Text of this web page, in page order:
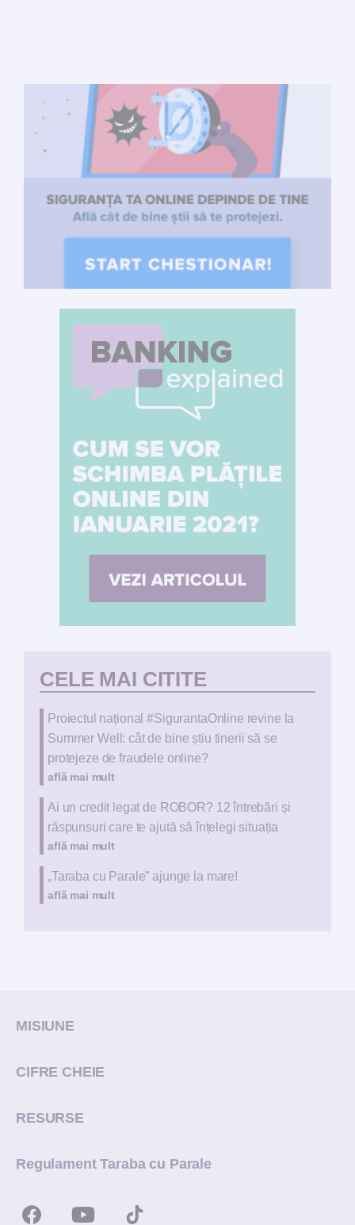
CELE MAI CITITE
Proiectul național #SigurantaOnline revine la
Summer Well: cât de bine știu tinerii să se
protejeze de fraudele online?
află mai mult
Ai un credit legat de ROBOR? 12 întrebări și
răspunsuri care te ajută să înțelegi situația
află mai mult
„Taraba cu Parale” ajunge la mare!
află mai mult
MISIUNE
CIFRE CHEIE
RESURSE
Regulament Taraba cu Parale